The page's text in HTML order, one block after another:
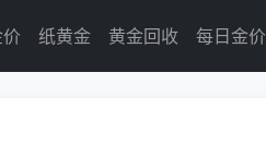
纸黄金 黄金回收 每日金价